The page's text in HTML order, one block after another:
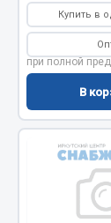
Крепежный
Режущий
Силовое
Слесарный
Столярный
Купить в
при полной
В